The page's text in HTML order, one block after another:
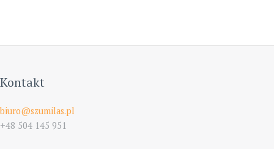
Kontakt
biuro@szumilas.pl
+48 504 145 951